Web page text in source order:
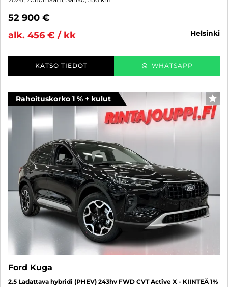
52 900 €
alk. 456 € / kk
helsinki
KATSO TIEDOT WHATSAPP
Rahoituskorko 1 % + kulut
Ford Kuga
2.5 Ladattava hybridi (PHEV) 243hv FWD CVT Active X - KIINTEÄ 1%